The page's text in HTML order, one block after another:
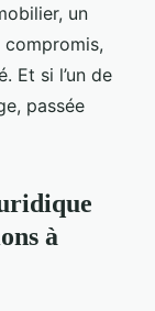
un
Et si l’un de
passée
à